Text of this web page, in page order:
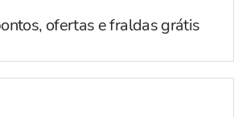
ofertas e fraldas grátis